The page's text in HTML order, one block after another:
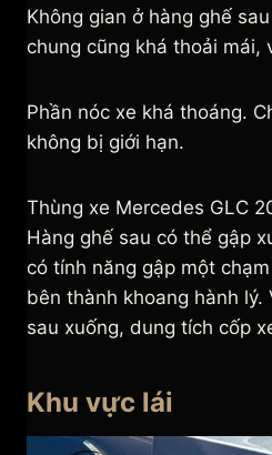
Không gian ở hàng ghế
chung cũng khá thoải mái,
Phần nóc xe khá thoáng.
không bị giới hạn.
Thùng xe Mercedes GLC
Hàng ghế sau có thể gập
có tính năng gập một
bên thành khoang hành lý.
sau xuống, dung tích cốp
Khu vực lái